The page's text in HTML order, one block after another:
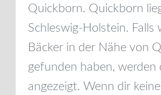
Quickborn. Quickborn
Schleswig-Holstein. Falls
Bäcker in der Nähe von
gefunden haben, werden
angezeigt. Wenn dir